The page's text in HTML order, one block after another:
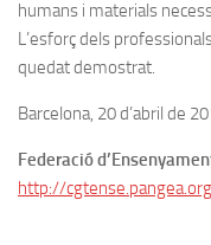
humans i materials
L’esforç dels
quedat demostrat.
Barcelona, 20 d’abril de
Federació
http://